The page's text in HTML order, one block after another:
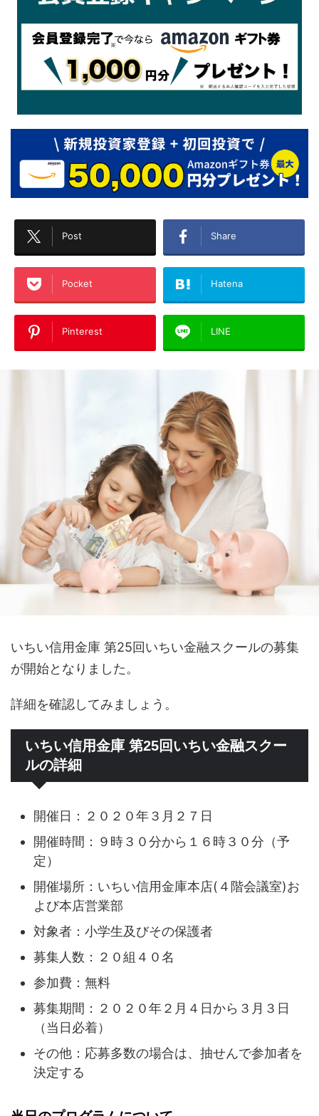
Post Share
Pocket Hatena
Pinterest LINE
いちい信用金庫 第25回いちい金融スクールの募集
が開始となりました。
詳細を確認してみましょう。
いちい信用金庫 第25回いちい金融スクー
ルの詳細
開催日：２０２０年３月２７日
開催時間：９時３０分から１６時３０分（予
定）
開催場所：いちい信用金庫本店(４階会議室)お
よび本店営業部
対象者：小学生及びその保護者
募集人数：２０組４０名
参加費：無料
募集期間：２０２０年２月４日から３月３日
（当日必着）
その他：応募多数の場合は、抽せんで参加者を
決定する